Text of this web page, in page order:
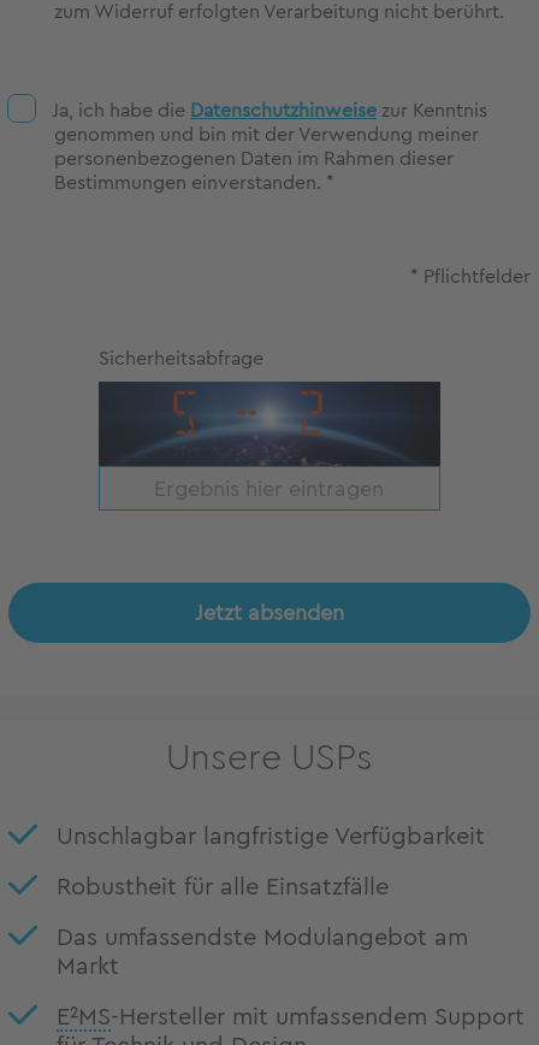
zum Widerruf erfolgten Verarbeitung nicht berührt.
Ja, ich habe die Datenschutzhinweise zur Kenntnis
genommen und bin mit der Verwendung meiner
personenbezogenen Daten im Rahmen dieser
Bestimmungen einverstanden. *
* Pflichtfelder
Sicherheitsabfrage
Jetzt absenden
Unsere USPs
Unschlagbar langfristige Verfügbarkeit
Robustheit für alle Einsatzfälle
Das umfassendste Modulangebot am
Markt
E²MS-Hersteller mit umfassendem Support